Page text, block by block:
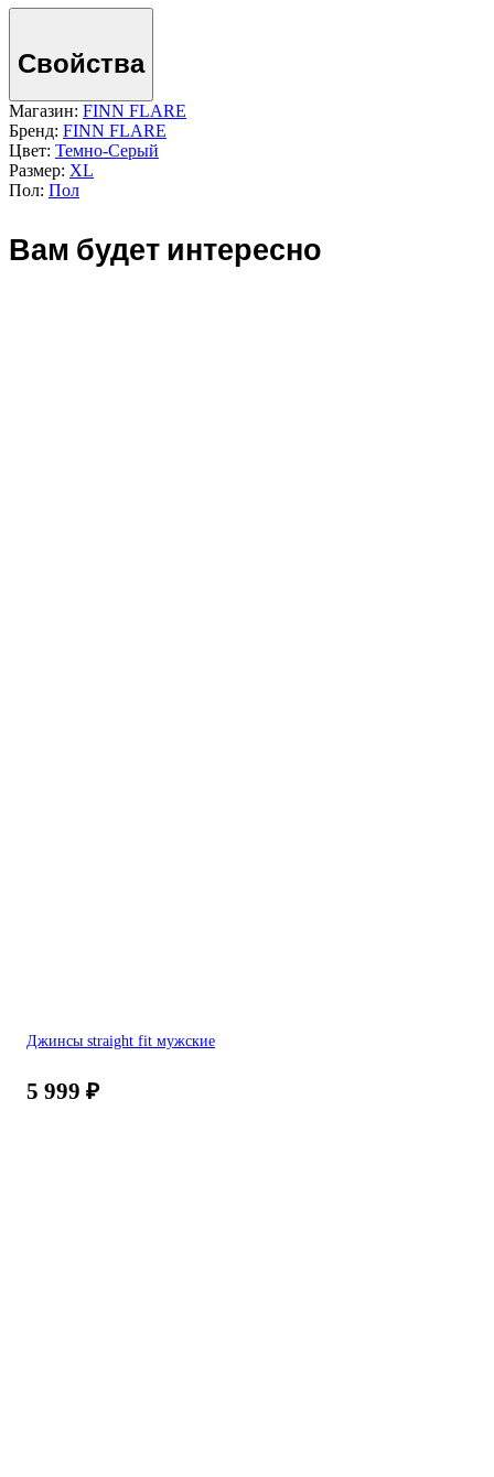
Свойства
Магазин: FINN FLARE
Бренд: FINN FLARE
Цвет: Темно-Серый
Размер: XL
Пол: Пол
Вам будет интересно
Джинсы straight fit мужские
5 999 ₽